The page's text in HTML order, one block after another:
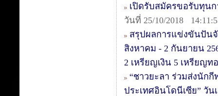
เปิดรับสมัครขอรับทุน
วันที่ 25/10/2018
สรุปผลการแข่งขันปันจั
สิงหาคม - 2 กันยายน
2 เหรียญเงิน 5 เหรียญท
“ชาวยะลา ร่วมส่งนัก
ประเทศอินโดนีเซีย” วั